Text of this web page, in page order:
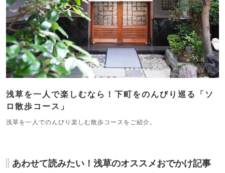
浅草を一人で楽しむなら！下町をのんびり巡る「ソ